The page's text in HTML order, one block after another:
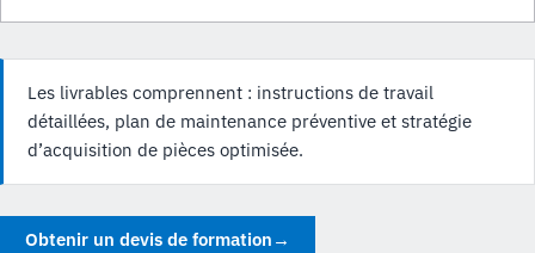
Les livrables comprennent : instructions de travail
détaillées, plan de maintenance préventive et stratégie
d’acquisition de pièces optimisée.
Obtenir un devis de formation →